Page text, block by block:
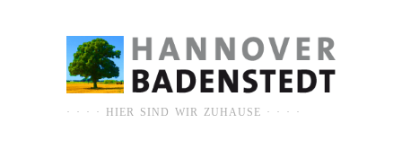
· · · · HIER SIND WIR ZUHAUSE · · · ·